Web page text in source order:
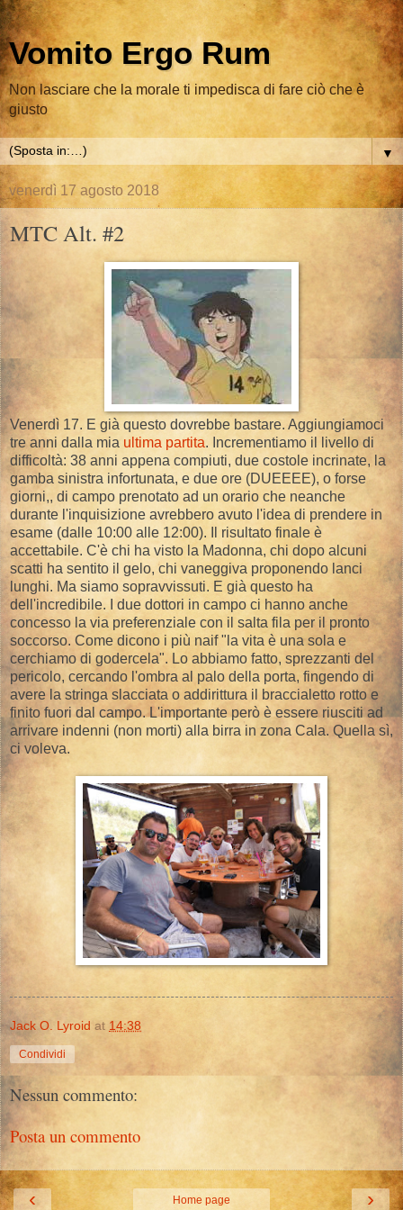
Vomito Ergo Rum
Non lasciare che la morale ti impedisca di fare ciò che è
giusto
▼
venerdì 17 agosto 2018
MTC Alt. #2
Venerdì 17. E già questo dovrebbe bastare. Aggiungiamoci
tre anni dalla mia ultima partita. Incrementiamo il livello di
difficoltà: 38 anni appena compiuti, due costole incrinate, la
gamba sinistra infortunata, e due ore (DUEEEE), o forse
giorni,, di campo prenotato ad un orario che neanche
durante l'inquisizione avrebbero avuto l'idea di prendere in
esame (dalle 10:00 alle 12:00). Il risultato finale è
accettabile. C'è chi ha visto la Madonna, chi dopo alcuni
scatti ha sentito il gelo, chi vaneggiva proponendo lanci
lunghi. Ma siamo sopravvissuti. E già questo ha
dell'incredibile. I due dottori in campo ci hanno anche
concesso la via preferenziale con il salta fila per il pronto
soccorso. Come dicono i più naif "la vita è una sola e
cerchiamo di godercela". Lo abbiamo fatto, sprezzanti del
pericolo, cercando l'ombra al palo della porta, fingendo di
avere la stringa slacciata o addirittura il braccialetto rotto e
finito fuori dal campo. L'importante però è essere riusciti ad
arrivare indenni (non morti) alla birra in zona Cala. Quella sì,
ci voleva.
Jack O. Lyroid at 14:38
Condividi
Nessun commento:
Posta un commento
‹ ›
Home page